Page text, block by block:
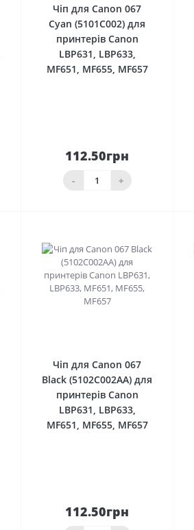
Чіп для Canon 067
Cyan (5101C002) для
принтерів Canon
LBP631, LBP633,
MF651, MF655, MF657
112.50грн
- +
До
кошика
Чіп для Canon 067
Black (5102C002AA) для
принтерів Canon
LBP631, LBP633,
MF651, MF655, MF657
112.50грнДо